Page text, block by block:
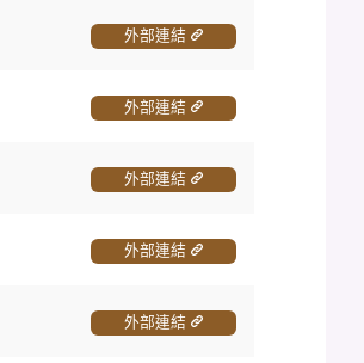
外部連結
外部連結
外部連結
外部連結
外部連結